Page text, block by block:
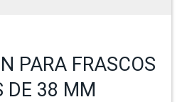
PARA FRASCOS
DE 38 MM